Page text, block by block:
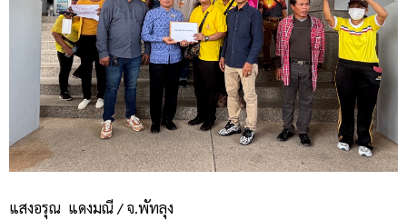
แสงอรุณ แดงมณี / จ.พัทลุง